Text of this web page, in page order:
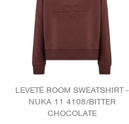
LEVETÉ ROOM SWEATSHIRT -
NUKA 11 4108/BITTER
CHOCOLATE